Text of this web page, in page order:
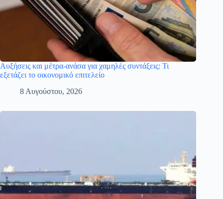
Αυξήσεις και μέτρα-ανάσα για χαμηλές συντάξεις: Τι
εξετάζει το οικονομικό επιτελείο
8 Αυγούστου, 2026